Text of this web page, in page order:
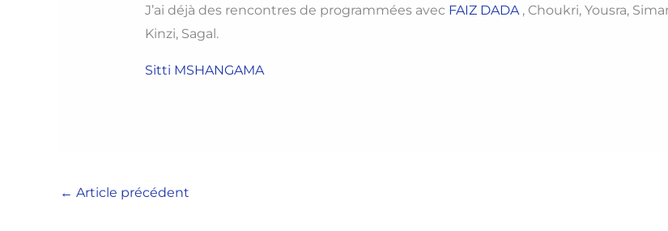
J’ai déjà des rencontres de programmées avec FAIZ DADA, Choukri, Yousra,
Kinzi, Sagal.
Sitti MSHANGAMA
← Article précédent